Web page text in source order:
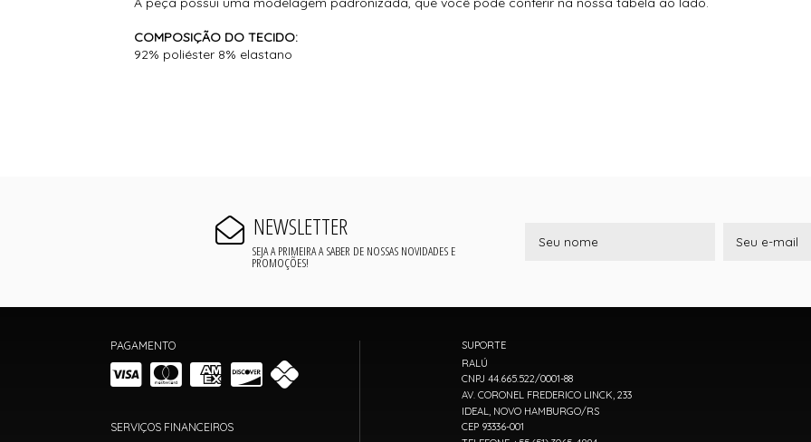
COMPOSIÇÃO DO TECIDO:
92% poliéster 8% elastano
NEWSLETTER
SEJA A PRIMEIRA A SABER DE NOSSAS NOVIDADES E
PROMOÇÕES!
PAGAMENTO
SERVIÇOS FINANCEIROS
SUPORTE
RALÚ
CNPJ 44.665.522/0001-88
AV. CORONEL FREDERICO LINCK, 233
IDEAL, NOVO HAMBURGO/RS
CEP 93336-001